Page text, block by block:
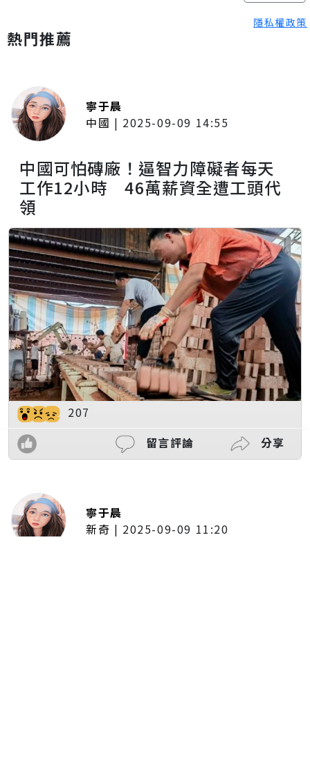
隱私權政策
熱門推薦
寧于晨
中國 | 2025-09-09 14:55
中國可怕磚廠！逼智力障礙者每天
工作12小時 46萬薪資全遭工頭代
領
207
留言評論
分享
寧于晨
新奇 | 2025-09-09 11:20